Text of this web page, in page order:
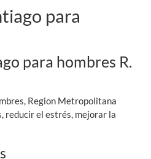
para
para hombres R.
Region Metropolitana
reducir el estrés, mejorar la